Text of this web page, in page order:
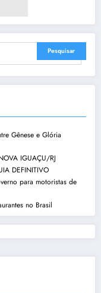
Gênese e Glória
IGUAÇU/RJ
DEFINITIVO
para motoristas de
no Brasil